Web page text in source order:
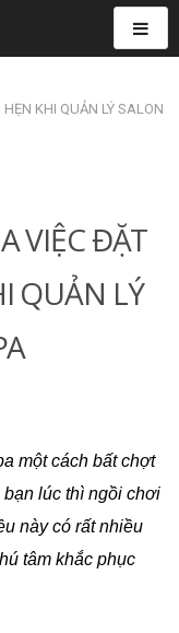
KHI QUẢN LÝ SALON
VIỆC ĐẶT
QUẢN LÝ
một cách bất chợt
lúc thì ngồi chơi
này có rất nhiều
tâm khắc phục